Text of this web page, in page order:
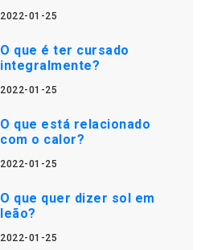
2022-01-25
O que é ter cursado
integralmente?
2022-01-25
O que está relacionado
com o calor?
2022-01-25
O que quer dizer sol em
leão?
2022-01-25